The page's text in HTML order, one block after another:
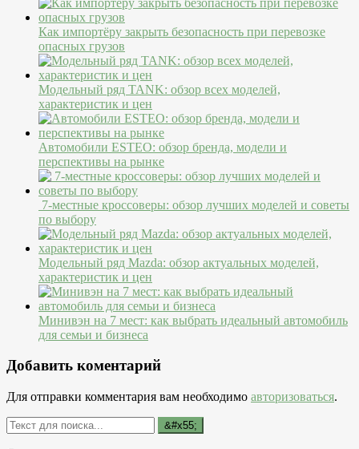
Как импортёру закрыть безопасность при перевозке
опасных грузов
Модельный ряд TANK: обзор всех моделей,
характеристик и цен
Автомобили ESTEO: обзор бренда, модели и
перспективы на рынке
7-местные кроссоверы: обзор лучших моделей и советы
по выбору
Модельный ряд Mazda: обзор актуальных моделей,
характеристик и цен
Минивэн на 7 мест: как выбрать идеальный автомобиль
для семьи и бизнеса
Добавить коментарий
Для отправки комментария вам необходимо авторизоваться.